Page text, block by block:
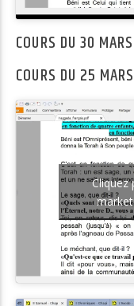
COURS DU 30 MARS
COURS DU 25 MARS
Cliquez